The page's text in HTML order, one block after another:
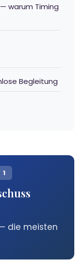
warum Timing
Begleitung
die meisten